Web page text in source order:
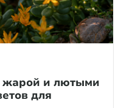
жарой и лютыми
для